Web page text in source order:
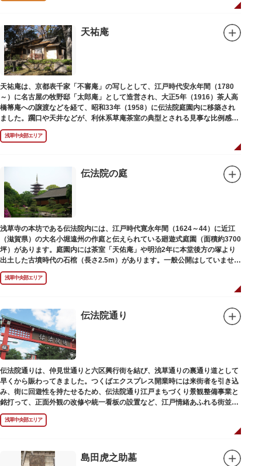
天祐庵
天祐庵は、京都表千家「不審庵」の写しとして、江戸時代安永年間（1780
～）に名古屋の牧野邸「太郎庵」として造営され、大正5年（1916）茶人高
橋箒庵への譲渡などを経て、昭和33年（1958）に伝法院庭園内に移築され
ました。躙口や天井などが、利休系草庵茶室の典型とされる見事な比例感を
醸し出しています。
浅草中央部エリア
伝法院の庭
浅草寺の本坊である伝法院内には、江戸時代寛永年間（1624～44）に近江
（滋賀県）の大名小堀遠州の作庭と伝えられている廻遊式庭園（面積約3700
坪）があります。庭園内には茶室「天佑庵」や明治2年に本堂後方の塚より
出土した古墳時代の石棺（長さ2.5m）があります。一般公開はしていません
が、不定期で特別公開されることがあります。
浅草中央部エリア
伝法院通り
伝法院通りは、仲見世通りと六区興行街を結び、浅草通りの裏通り道として
早くから賑わってきました。つくばエクスプレス開業時には来街者を引き込
み、街に回遊性を持たせるため、伝法院通り江戸まちづくり景観整備事業と
銘打って、正面外観の改修や統一看板の設置など、江戸情緒あふれる街並み
を再現する景観整備を進めてきました。
浅草中央部エリア
島田虎之助墓